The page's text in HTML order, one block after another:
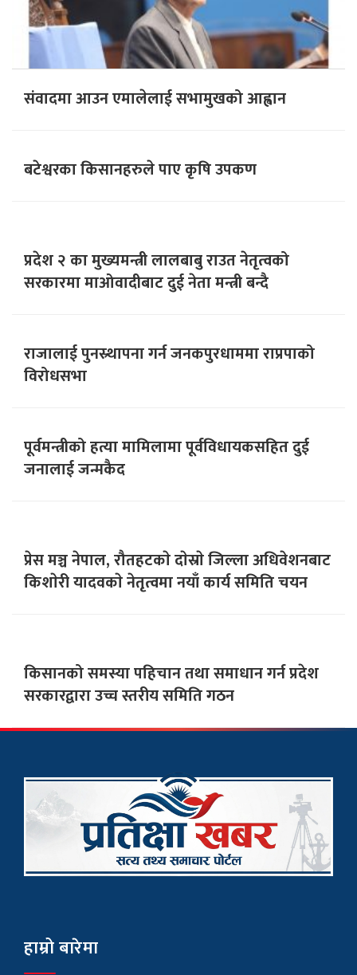
संवादमा आउन एमालेलाई सभामुखको आह्वान
बटेश्वरका किसानहरुले पाए कृषि उपकण
प्रदेश २ का मुख्यमन्त्री लालबाबु राउत नेतृत्वको
सरकारमा माओवादीबाट दुई नेता मन्त्री बन्दै
राजालाई पुनस्र्थापना गर्न जनकपुरधाममा राप्रपाको
विरोधसभा
पूर्वमन्त्रीको हत्या मामिलामा पूर्वविधायकसहित दुई
जनालाई जन्मकैद
प्रेस मञ्च नेपाल, रौतहटकाे दाेस्राे जिल्ला अधिवेशनबाट
किशाेरी यादवकाे नेतृत्वमा नयाँ कार्य समिति चयन
किसानको समस्या पहिचान तथा समाधान गर्न प्रदेश
सरकारद्वारा उच्च स्तरीय समिति गठन
हाम्रो बारेमा